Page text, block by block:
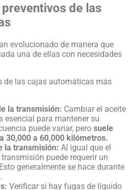
de las
evolucionado de manera que
una de ellas con necesidades
de las cajas automáticas más
la transmisión: Cambiar el aceite
esencial para mantener su
puede variar, pero suele
30,000 a 60,000 kilómetros.
la transmisión: Al igual que el
puede requerir un
generalmente se hace durante
Verificar si hay fugas de líquido